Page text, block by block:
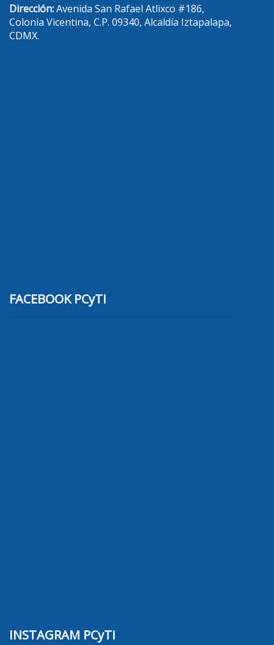
Dirección:Avenida San Rafael Atlixco #186,
Colonia Vicentina, C.P. 09340, Alcaldía Iztapalapa,
CDMX.
FACEBOOK PCyTI
INSTAGRAM PCyTI